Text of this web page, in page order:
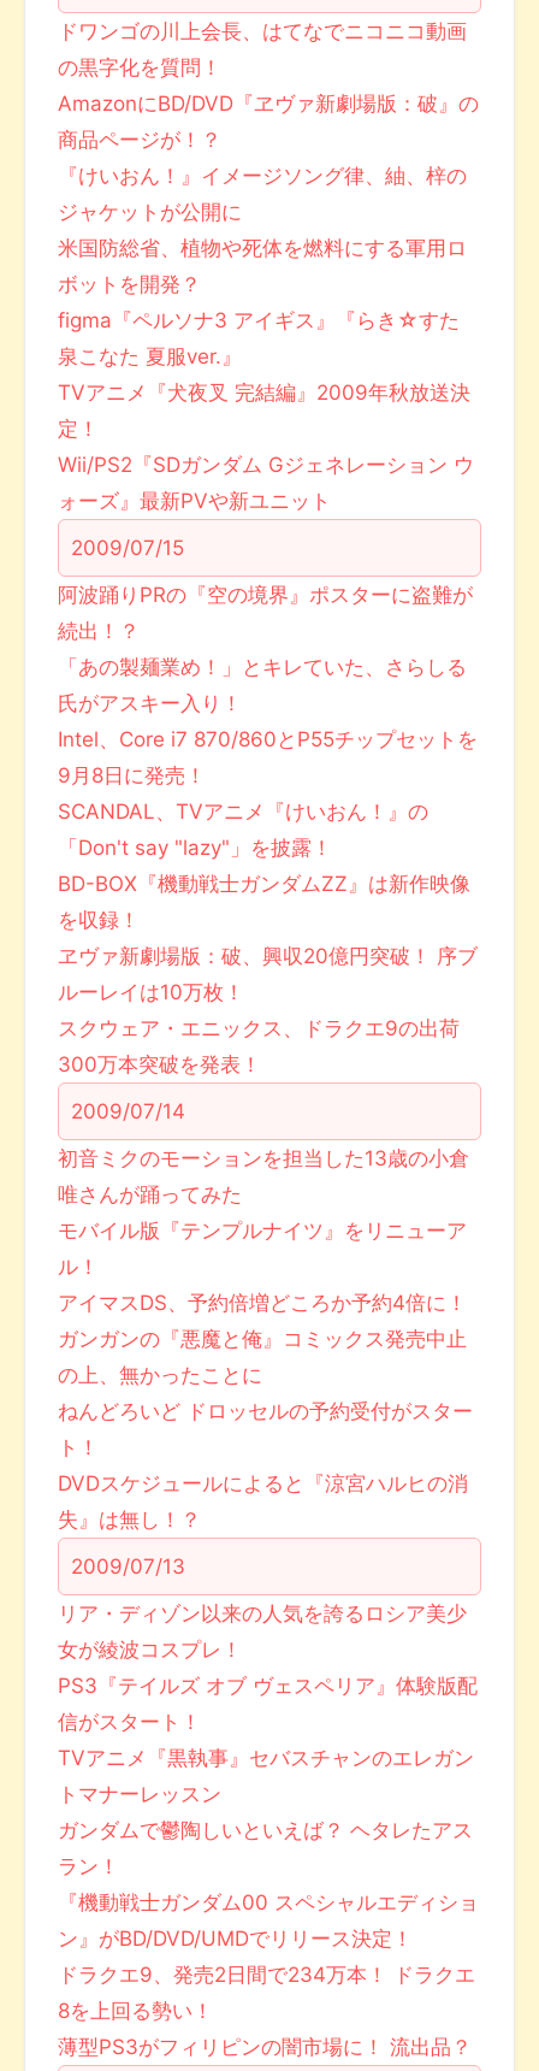
ドワンゴの川上会長、はてなでニコニコ動画
の黒字化を質問！
AmazonにBD/DVD『ヱヴァ新劇場版：破』の
商品ページが！？
『けいおん！』イメージソング律、紬、梓の
ジャケットが公開に
米国防総省、植物や死体を燃料にする軍用ロ
ボットを開発？
figma『ペルソナ3 アイギス』『らき☆すた
泉こなた 夏服ver.』
TVアニメ『犬夜叉 完結編』2009年秋放送決
定！
Wii/PS2『SDガンダム Gジェネレーション ウ
ォーズ』最新PVや新ユニット
2009/07/15
阿波踊りPRの『空の境界』ポスターに盗難が
続出！？
「あの製麺業め！」とキレていた、さらしる
氏がアスキー入り！
Intel、Core i7 870/860とP55チップセットを
9月8日に発売！
SCANDAL、TVアニメ『けいおん！』の
「Don't say "lazy"」を披露！
BD-BOX『機動戦士ガンダムZZ』は新作映像
を収録！
ヱヴァ新劇場版：破、興収20億円突破！ 序ブ
ルーレイは10万枚！
スクウェア・エニックス、ドラクエ9の出荷
300万本突破を発表！
2009/07/14
初音ミクのモーションを担当した13歳の小倉
唯さんが踊ってみた
モバイル版『テンプルナイツ』をリニューア
ル！
アイマスDS、予約倍増どころか予約4倍に！
ガンガンの『悪魔と俺』コミックス発売中止
の上、無かったことに
ねんどろいど ドロッセルの予約受付がスター
ト！
DVDスケジュールによると『涼宮ハルヒの消
失』は無し！？
2009/07/13
リア・ディゾン以来の人気を誇るロシア美少
女が綾波コスプレ！
PS3『テイルズ オブ ヴェスペリア』体験版配
信がスタート！
TVアニメ『黒執事』セバスチャンのエレガン
トマナーレッスン
ガンダムで鬱陶しいといえば？ ヘタレたアス
ラン！
『機動戦士ガンダム00 スペシャルエディショ
ン』がBD/DVD/UMDでリリース決定！
ドラクエ9、発売2日間で234万本！ ドラクエ
8を上回る勢い！
薄型PS3がフィリピンの闇市場に！ 流出品？